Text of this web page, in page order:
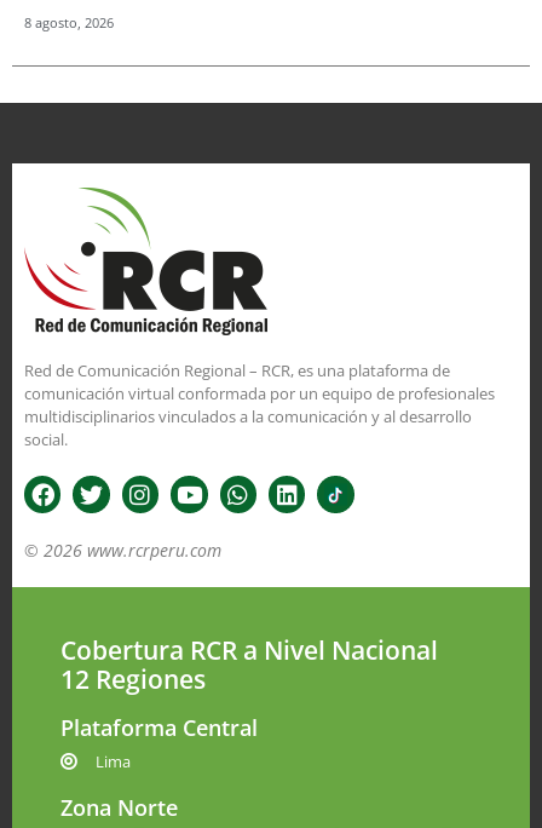
8 agosto, 2026
Red de Comunicación Regional – RCR, es una plataforma de
comunicación virtual conformada por un equipo de profesionales
multidisciplinarios vinculados a la comunicación y al desarrollo
social.
© 2026 www.rcrperu.com
Cobertura RCR a Nivel Nacional
12 Regiones
Plataforma Central
Lima
Zona Norte